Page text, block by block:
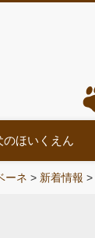
のほいくえん
ーネ > 新着情報 >